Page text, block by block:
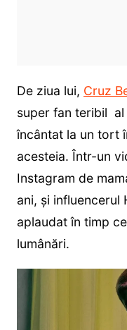
De ziua lui, Cruz
super fan teribil al
încântat la un tort
acesteia. Într-un
Instagram de
ani, și influencerul
aplaudat în timp
lumânări.